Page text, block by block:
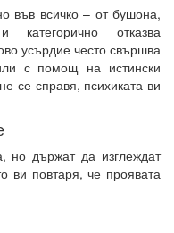
във всичко – от бушона,
отказва
усърдие често свършва
с помощ на истински
се справя, психиката ви
държат да изглеждат
ви повтаря, че проявата